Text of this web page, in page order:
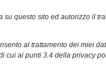
su questo sito ed autorizzo il
al trattamento dei miei
cui ai punti 3.4 della privacy